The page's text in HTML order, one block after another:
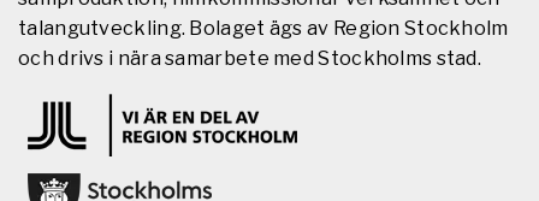
talangutveckling. Bolaget ägs av Region Stockholm
och drivs i nära samarbete med Stockholms stad.